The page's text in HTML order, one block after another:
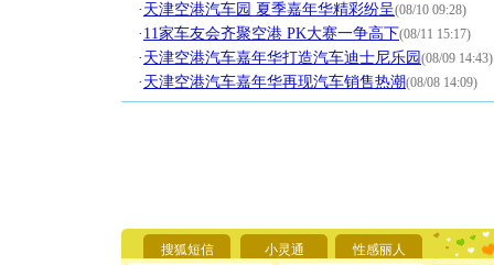
· 天津空港汽车园 夏季嘉年华精彩纷呈(08/10 09:28)
· 11家车友会齐聚空港 PK大赛一争高下(08/11 15:17)
· 天津空港汽车嘉年华打造汽车迪士尼乐园 (08/09 14:43)
· 天津空港汽车嘉年华再现汽车销售热潮(08/08 14:09)
搜狐短信 小灵通 性感丽人
要平安！
[圣诞节]